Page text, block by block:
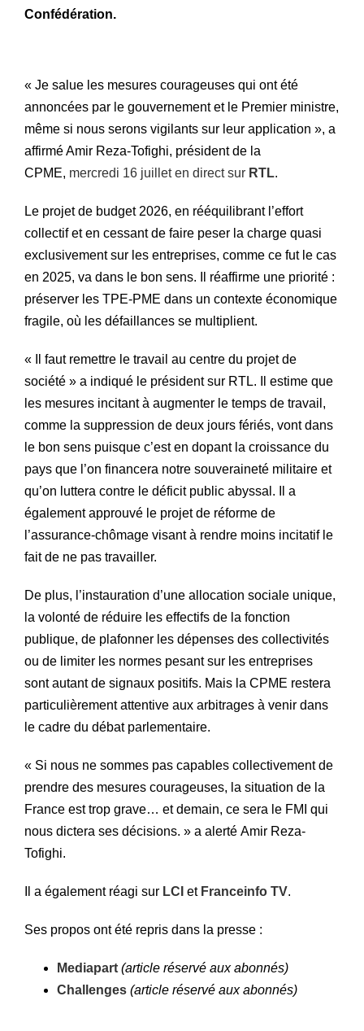
Confédération.
« Je salue les mesures courageuses qui ont été
annoncées par le gouvernement et le Premier ministre,
même si nous serons vigilants sur leur application », a
affirmé Amir Reza-Tofighi, président de la
CPME, mercredi 16 juillet en direct sur RTL.
Le projet de budget 2026, en rééquilibrant l’effort
collectif et en cessant de faire peser la charge quasi
exclusivement sur les entreprises, comme ce fut le cas
en 2025, va dans le bon sens. Il réaffirme une priorité :
préserver les TPE-PME dans un contexte économique
fragile, où les défaillances se multiplient.
« Il faut remettre le travail au centre du projet de
société » a indiqué le président sur RTL. Il estime que
les mesures incitant à augmenter le temps de travail,
comme la suppression de deux jours fériés, vont dans
le bon sens puisque c’est en dopant la croissance du
pays que l’on financera notre souveraineté militaire et
qu’on luttera contre le déficit public abyssal. Il a
également approuvé le projet de réforme de
l’assurance-chômage visant à rendre moins incitatif le
fait de ne pas travailler.
De plus, l’instauration d’une allocation sociale unique,
la volonté de réduire les effectifs de la fonction
publique, de plafonner les dépenses des collectivités
ou de limiter les normes pesant sur les entreprises
sont autant de signaux positifs. Mais la CPME restera
particulièrement attentive aux arbitrages à venir dans
le cadre du débat parlementaire.
« Si nous ne sommes pas capables collectivement de
prendre des mesures courageuses, la situation de la
France est trop grave… et demain, ce sera le FMI qui
nous dictera ses décisions. » a alerté Amir Reza-
Tofighi.
Il a également réagi sur LCI et Franceinfo TV.
Ses propos ont été repris dans la presse :
Mediapart (article réservé aux abonnés)
Challenges (article réservé aux abonnés)